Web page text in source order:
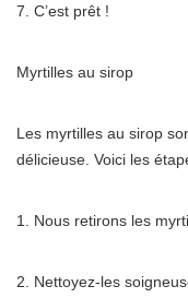
7. C’est prêt !
Myrtilles au sirop
Les myrtilles au sirop
délicieuse. Voici les
1. Nous retirons les
2. Nettoyez-les